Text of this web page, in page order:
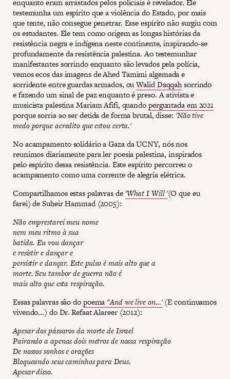
enquanto eram arrastados pelos policiais é revelador. Ele
testemunha um espírito que a violência do Estado, por mais
que tente, não consegue penetrar. Esse espírito não surgiu com
os estudantes. Ele tem como origem as longas histórias da
resistência negra e indígena neste continente, inspirando-se
profundamente da resistência palestina. Ao testemunhar
manifestantes sorrindo enquanto são levados pela polícia,
vemos ecos das imagens de Ahed Tamimi algemada e
sorridente entre guardas armados, ouWalid Daqqahsorrindo
e fazendo um sinal de paz enquanto é preso. A ativista e
musicista palestina Mariam Afifi, quandoperguntada em 2021
porque sorria ao ser detida de forma brutal, disse: 'Não tive
medo porque acredito que estou certa.'
No acampamento solidário a Gaza da UCNY, nós nos
reunimos diariamente para ler poesia palestina, inspirados
pelo espírito dessa resistência. Este espírito percorreu o
acampamento como uma corrente de alegria elétrica.
Compartilhamos estas palavras de'What I Will '(O que eu
farei) de Suheir Hammad (2005):
Não emprestarei meu nome
nem meu ritmo à sua
batida. Eu vou dançar
e resistir e dançar e
persistir e dançar. Este pulso é mais alto que a
morte. Seu tambor de guerra não é
mais alto que esta respiração.
Essas palavras são dopoema"And we live on…'(E continuamos
vivendo...) do Dr. Refaat Alareer (2012):
Apesar dos pássaros da morte de Israel
Pairando a apenas dois metros de nossa respiração
De nossos sonhos e orações
Bloqueando seus caminhos para Deus.
Apesar disso.